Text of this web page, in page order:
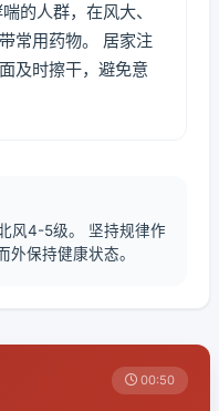
的人群，在风大、
常用药物。 居家注
及时擦干，避免意
风4-5级。 坚持规律作
外保持健康状态。
00:50